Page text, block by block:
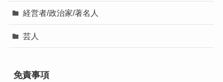
経営者/政治家/著名人
芸人
免責事項